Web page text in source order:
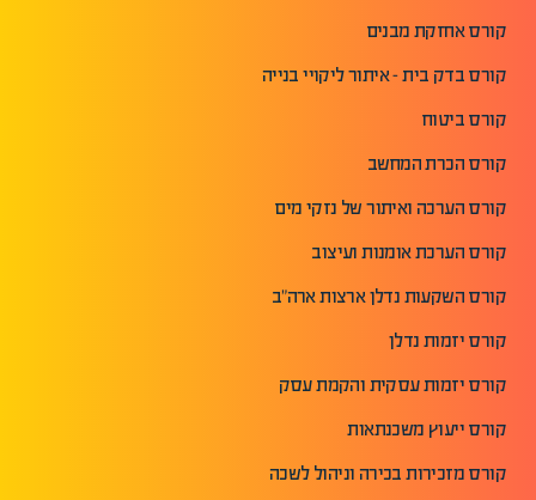
קורס אחזקת מבנים
קורס בדק בית - איתור ליקויי בנייה
קורס ביטוח
קורס הכרת המחשב
קורס הערכה ואיתור של נזקי מים
קורס הערכת אומנות ועיצוב
קורס השקעות נדלן ארצות ארה"ב
קורס יזמות נדלן
קורס יזמות עסקית והקמת עסק
קורס ייעוץ משכנתאות
קורס מזכירות בכירה וניהול לשכה